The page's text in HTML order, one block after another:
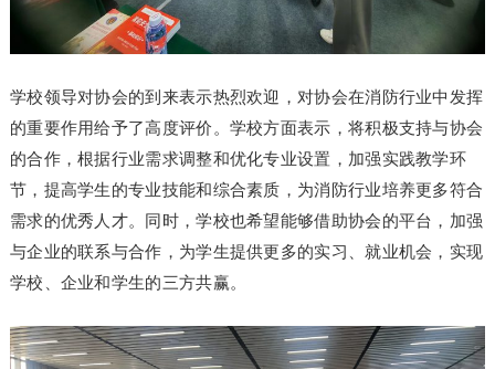
学校领导对协会的到来表示热烈欢迎，对协会在消防行业中发挥
的重要作用给予了高度评价。学校方面表示，将积极支持与协会
的合作，根据行业需求调整和优化专业设置，加强实践教学环
节，提高学生的专业技能和综合素质，为消防行业培养更多符合
需求的优秀人才。同时，学校也希望能够借助协会的平台，加强
与企业的联系与合作，为学生提供更多的实习、就业机会，实现
学校、企业和学生的三方共赢。